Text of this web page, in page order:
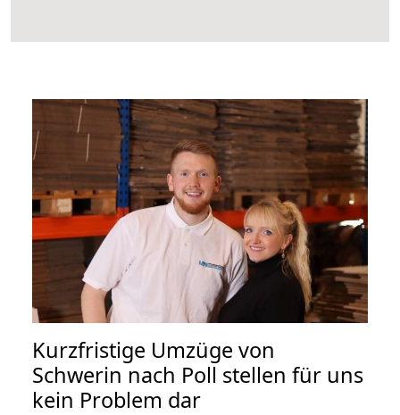
Kurzfristige Umzüge von
Schwerin nach Poll stellen für uns
kein Problem dar